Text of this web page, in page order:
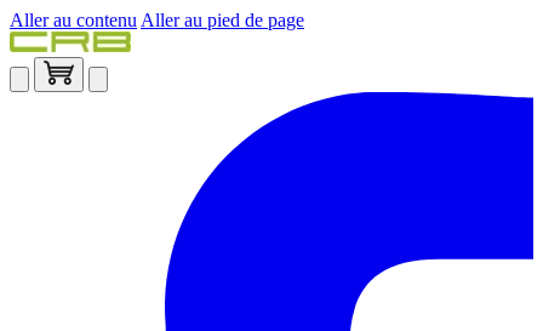
Aller au contenu Aller au pied de page